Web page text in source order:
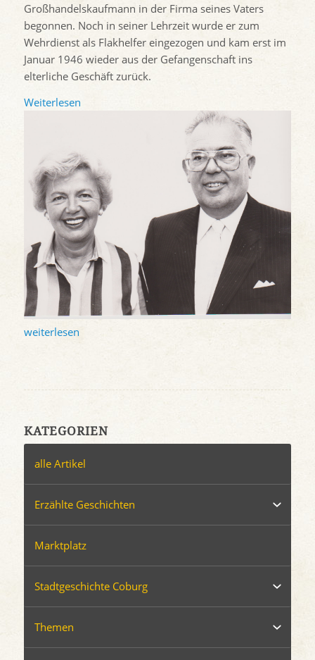
Großhandelskaufmann in der Firma seines Vaters
begonnen. Noch in seiner Lehrzeit wurde er zum
Wehrdienst als Flakhelfer eingezogen und kam erst im
Januar 1946 wieder aus der Gefangenschaft ins
elterliche Geschäft zurück.
Weiterlesen
weiterlesen
KATEGORIEN
alle Artikel
Erzählte Geschichten
Marktplatz
Stadtgeschichte Coburg
Themen